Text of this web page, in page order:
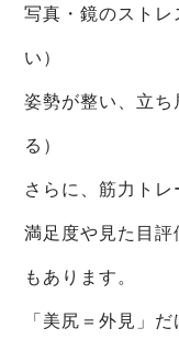
写真・鏡のスト
い）
姿勢が整い、立
る）
さらに、筋力ト
満足度や見た目
もあります。
「美尻＝外見」